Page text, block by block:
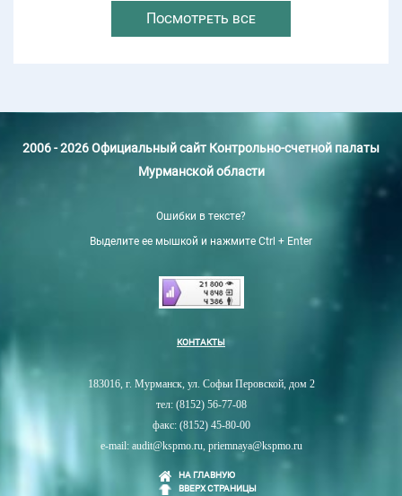
Посмотреть все
2006 - 2026 Официальный сайт Контрольно-счетной палаты
Мурманской области
Ошибки в тексте?
Выделите ее мышкой и нажмите Ctrl + Enter
КОНТАКТЫ
183016, г. Мурманск, ул. Софьи Перовской, дом 2
тел: (8152) 56-77-08
факс: (8152) 45-80-00
e-mail: audit@kspmo.ru, priemnaya@kspmo.ru
НА ГЛАВНУЮ
ВВЕРХ СТРАНИЦЫ